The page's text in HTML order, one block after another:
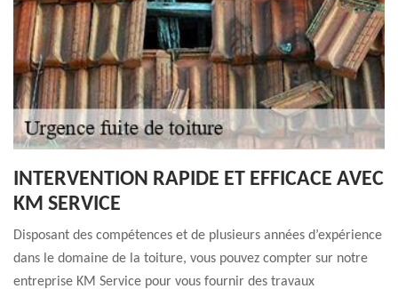
INTERVENTION RAPIDE ET EFFICACE AVEC
KM SERVICE
Disposant des compétences et de plusieurs années d’expérience
dans le domaine de la toiture, vous pouvez compter sur notre
entreprise KM Service pour vous fournir des travaux